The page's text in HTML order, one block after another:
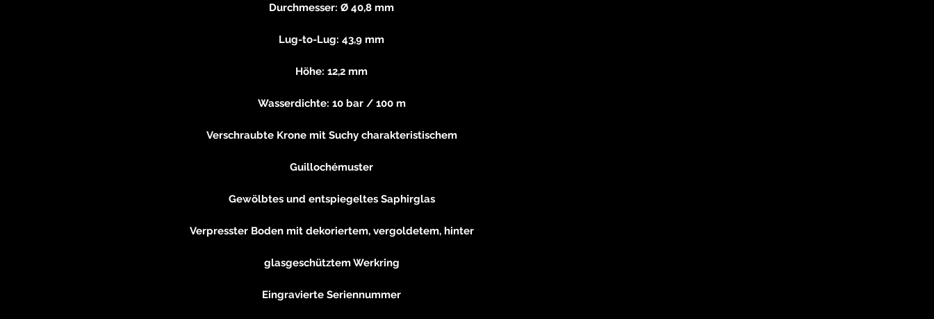
Durchmesser: Ø 40,8 mm
Lug-to-Lug: 43,9 mm
Höhe: 12,2 mm
Wasserdichte: 10 bar / 100 m
Verschraubte Krone mit Suchy charakteristischem
Guillochémuster
Gewölbtes und entspiegeltes Saphirglas
Verpresster Boden mit dekoriertem, vergoldetem, hinter
glasgeschütztem Werkring
Eingravierte Seriennummer